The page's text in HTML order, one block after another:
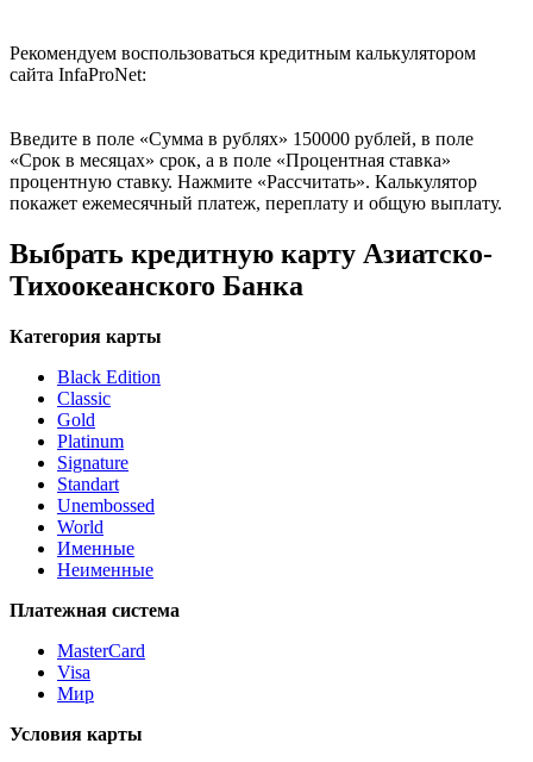
Рекомендуем воспользоваться кредитным калькулятором
сайта InfaProNet:
Введите в поле «Сумма в рублях» 150000 рублей, в поле
«Срок в месяцах» срок, а в поле «Процентная ставка»
процентную ставку. Нажмите «Рассчитать». Калькулятор
покажет ежемесячный платеж, переплату и общую выплату.
Выбрать кредитную карту Азиатско-
Тихоокеанского Банка
Категория карты
Black Edition
Classic
Gold
Platinum
Signature
Standart
Unembossed
World
Именные
Неименные
Платежная система
MasterCard
Visa
Мир
Условия карты